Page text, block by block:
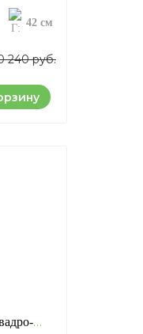
42 см
240 руб.
Шкаф для посуды «Квадро-С 42», цвет: белый лак + антик (сосна)